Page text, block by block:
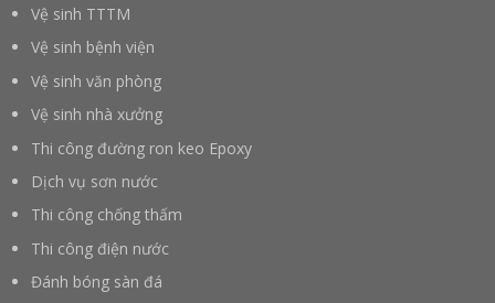
Vệ sinh TTTM
Vệ sinh bệnh viện
Vệ sinh văn phòng
Vệ sinh nhà xưởng
Thi công đường ron keo Epoxy
Dịch vụ sơn nước
Thi công chống thấm
Thi công điện nước
Đánh bóng sàn đá